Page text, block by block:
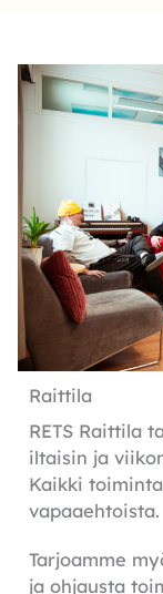
Raittila
RETS Raittila
iltaisin ja
Kaikki
vapaaehtoista.
Tarjoamme
ja ohjausta